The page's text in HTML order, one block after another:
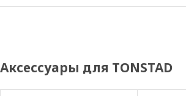
Аксессуары для TONSTAD